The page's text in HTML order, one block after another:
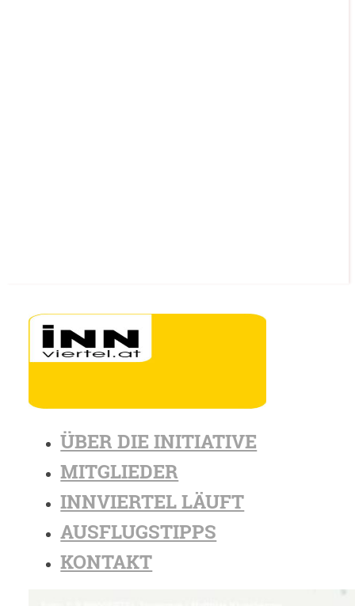
ÜBER DIE INITIATIVE
MITGLIEDER
INNVIERTEL LÄUFT
AUSFLUGSTIPPS
KONTAKT